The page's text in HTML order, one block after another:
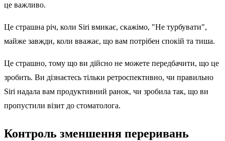
це важливо.
Це страшна річ, коли Siri вмикає, скажімо, "Не турбувати",
майже завжди, коли вважає, що вам потрібен спокій та тиша.
Це страшно, тому що ви дійсно не можете передбачити, що це
зробить. Ви дізнаєтесь тільки ретроспективно, чи правильно
Siri надала вам продуктивний ранок, чи зробила так, що ви
пропустили візит до стоматолога.
Контроль зменшення переривань